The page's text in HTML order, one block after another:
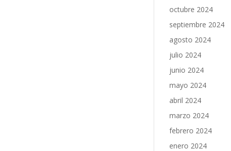
octubre 2024
septiembre 2024
agosto 2024
julio 2024
junio 2024
mayo 2024
abril 2024
marzo 2024
febrero 2024
enero 2024